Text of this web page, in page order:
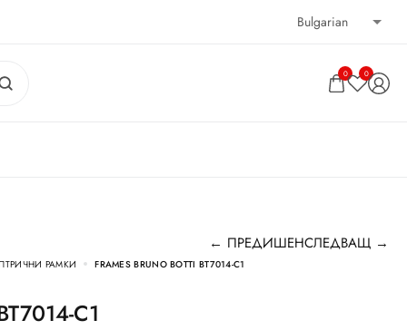
0 0
← ПРЕДИШЕНСЛЕДВАЩ →
РАМКИ FRAMES BRUNO BOTTI BT7014-C1
C1